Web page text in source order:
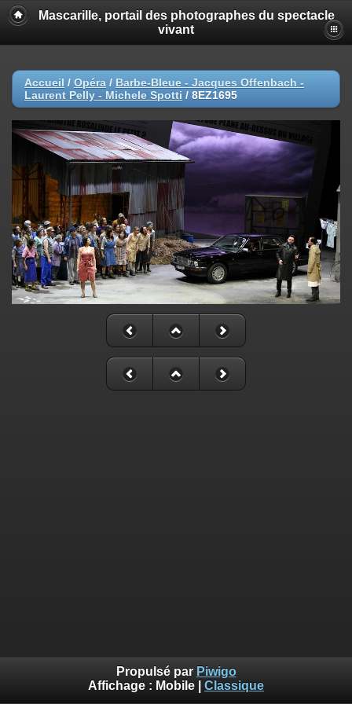
Mascarille, portail des photographes du spectacle
vivant
Accueil / Opéra / Barbe-Bleue - Jacques Offenbach -
Laurent Pelly - Michele Spotti / 8EZ1695
Propulsé par Piwigo
Affichage : Mobile Classique